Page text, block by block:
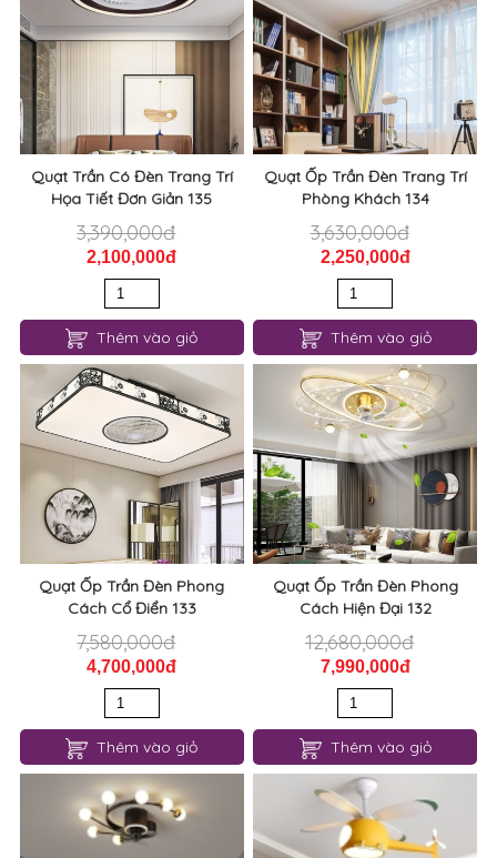
Quạt Trần Có Đèn Trang Trí
Họa Tiết Đơn Giản 135
3,390,000đ
2,100,000đ
Thêm vào giỏ
Quạt Ốp Trần Đèn Trang Trí
Phòng Khách 134
3,630,000đ
2,250,000đ
Thêm vào giỏ
Quạt Ốp Trần Đèn Phong
Cách Cổ Điển 133
7,580,000đ
4,700,000đ
Thêm vào giỏ
Quạt Ốp Trần Đèn Phong
Cách Hiện Đại 132
12,680,000đ
7,990,000đ
Thêm vào giỏ